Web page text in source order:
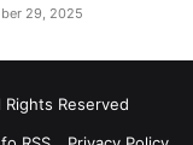
29, 2025
Reserved